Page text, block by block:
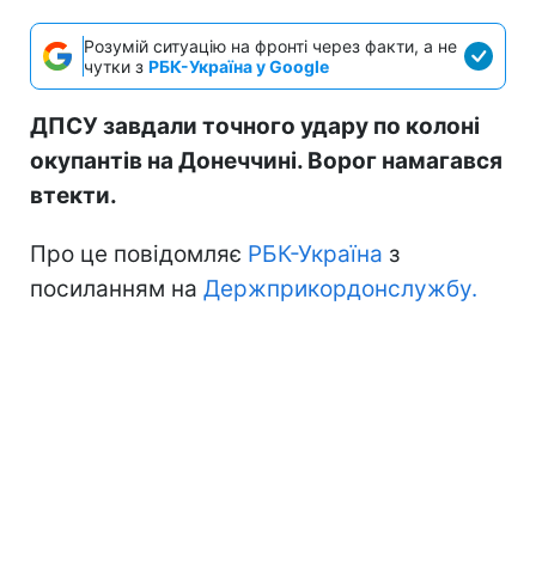
Розумій ситуацію на фронті через факти, а не
чутки з РБК-Україна у Google
ДПСУ завдали точного удару по колоні
окупантів на Донеччині. Ворог намагався
втекти.
Про це повідомляє РБК-Україна з
посиланням на Держприкордонслужбу.